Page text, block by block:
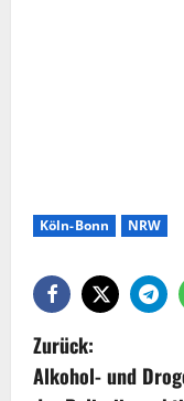
Köln-Bonn NRW
Zurück:
Alkohol- und